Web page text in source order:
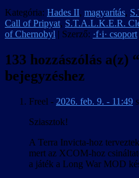
Kategória: Hades II, magyarítás,
Call of Pripyat, S.T.A.L.K.E.R.
of Chernobyl | Szerző: ·f·i· csoport
133 hozzászólás a(z) “
bejegyzéshez
Freel - 2026. feb. 9. - 11:49
Sziasztok!
A Terra Invicta-hoz
mert az XCOM-hoz
a játék a Long War MOD